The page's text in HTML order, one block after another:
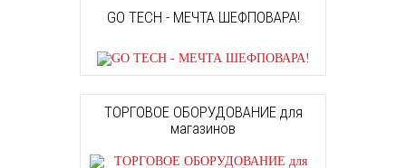
GO TECH - МЕЧТА ШЕФПОВАРА!
ТОРГОВОЕ ОБОРУДОВАНИЕ для
магазинов